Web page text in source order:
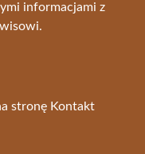
informacjami z
stronę Kontakt